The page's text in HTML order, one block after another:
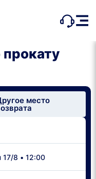
место
17/8 • 12:00